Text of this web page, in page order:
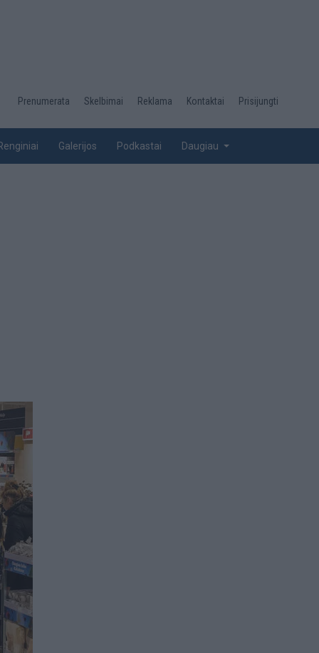
Desktop
top
Prenumerata Skelbimai Reklama Kontaktai Prisijungti
Galerijos Podkastai Daugiau